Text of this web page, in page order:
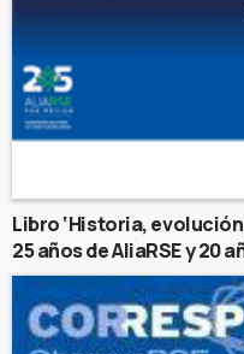
Libro ‘Historia,
25 años de AliaRSE y 20